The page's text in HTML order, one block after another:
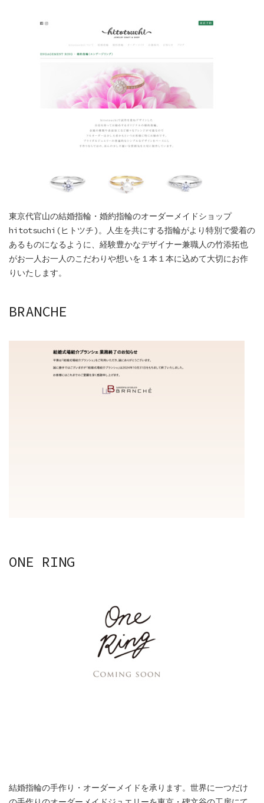
東京代官山の結婚指輪・婚約指輪のオーダーメイドショップ
hitotsuchi(ヒトツチ)。人生を共にする指輪がより特別で愛着の
あるものになるように、経験豊かなデザイナー兼職人の竹添拓也
がお一人お一人のこだわりや想いを１本１本に込めて大切にお作
りいたします。
BRANCHE
ONE RING
結婚指輪の手作り・オーダーメイドを承ります。世界に一つだけ